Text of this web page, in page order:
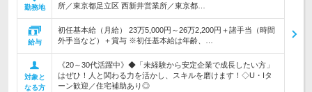
勤務地
所／東京都足立区 西新井営業所／東京都…
給与
初任基本給（月給） 23万5,000円～26万2,200円＋諸手当（時間
外手当など）＋賞与 ※初任基本給は年齢、…
対象と
なる方
《20～30代活躍中》◆「未経験から安定企業で成長したい方」
はぜひ！人と関わる力を活かし、スキルを磨けます！◇U・Iタ
ーン歓迎／住宅補助あり◎